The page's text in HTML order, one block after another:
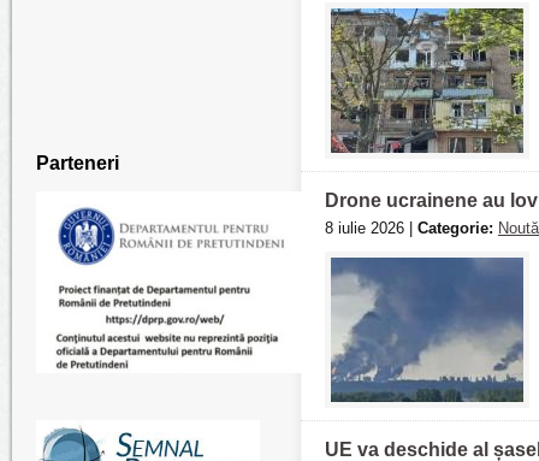
Parteneri
Drone ucrainene au
8 iulie 2026 | Categorie:
UE va deschide al